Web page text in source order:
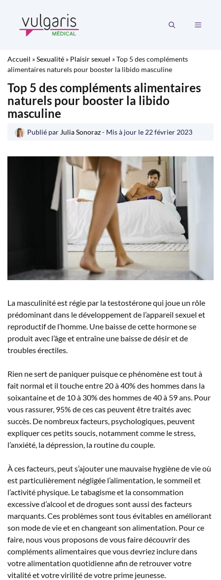
contenu
MENU
Accueil »Sexualité » Plaisir sexuel »Top 5 des compléments
alimentaires naturels pour booster la libido masculine
Top 5 des compléments alimentaires
naturels pour booster la libido
masculine
Publié par Julia Sonoraz- Mis à jour le 22 février 2023
La masculinité est régie par la testostérone qui joue un rôle
prédominant dans le développement de l’appareil sexuel et
reproductif de l’homme. Une baisse de cette hormone se
produit avec l’âge et entraîne une baisse de désir et de
troubles érectiles.
Rien ne sert de paniquer puisque ce phénomène est tout à
fait normal et il touche entre 20 à 40% des hommes dans la
soixantaine et de 10 à 30% des hommes de 40 à 59 ans. Pour
vous rassurer, 95% de ces cas peuvent être traités avec
succès. De nombreux facteurs, psychologiques, peuvent
expliquer ces petits soucis, notamment comme le stress,
l’anxiété, la dépression, la routine du couple.
À ces facteurs, peut s’ajouter une mauvaise hygiène de vie où
est particulièrement négligée l’alimentation, le sommeil et
l’activité physique. Le tabagisme et la consommation
excessive d’alcool et de drogues sont aussi des facteurs
marquants. Ces problèmes sont tous évitables en améliorant
son mode de vie et en changeant son alimentation. Pour ce
faire, nous vous proposons de vous faire découvrir des
compléments alimentaires que vous devriez inclure dans
votre alimentation quotidienne afin de retrouver votre
vitalité et votre virilité de votre prime jeunesse.